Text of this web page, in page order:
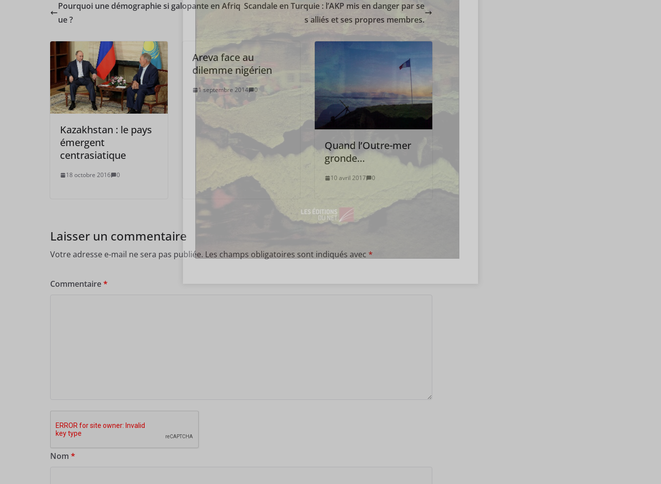
Pourquoi une démographie si galopante en Afriq
ue ?
Scandale en Turquie : l’AKP mis en danger par se
s alliés et ses propres membres.
Kazakhstan : le pays
émergent
centrasiatique
18 octobre 2016 0
Areva face au
dilemme nigérien
1 septembre 2014 0
Quand l’Outre-mer
gronde…
10 avril 2017 0
Laisser un commentaire
Votre adresse e-mail ne sera pas publiée. Les champs obligatoires sont indiqués avec *
Commentaire*
Nom *